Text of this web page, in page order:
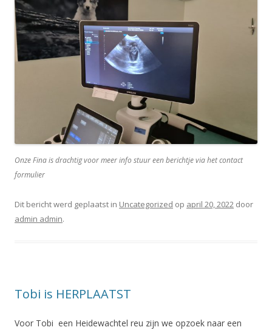
Onze Fina is drachtig voor meer info stuur een berichtje via het contact
formulier
Dit bericht werd geplaatst in Uncategorized op april 20, 2022 door
admin admin.
Tobi is HERPLAATST
Voor Tobi een Heidewachtel reu zijn we opzoek naar een